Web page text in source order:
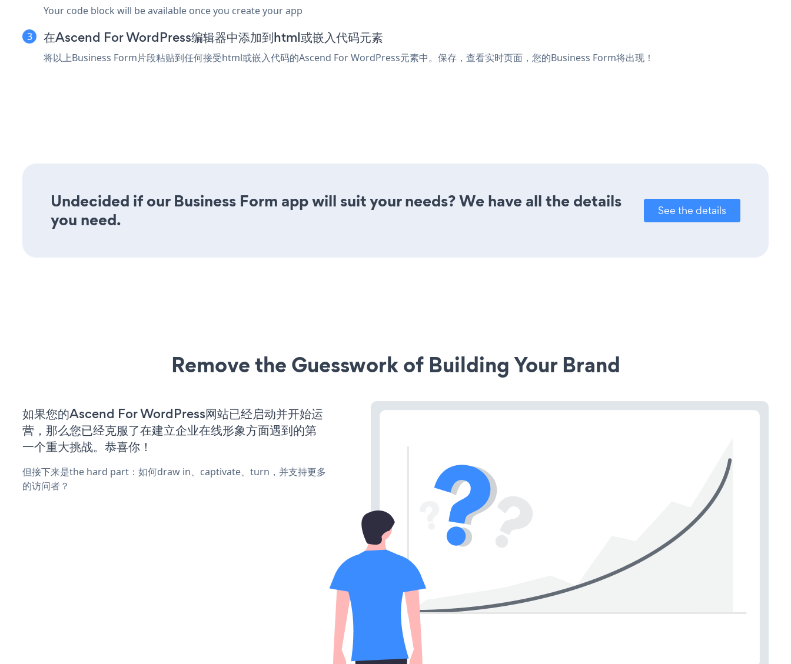
Your code block will be available once you create your app
在Ascend For WordPress编辑器中添加到html或嵌入代码元素
将以上Business Form片段粘贴到任何接受html或嵌入代码的Ascend For WordPress元素中。保存，查看实时页面，您的Business Form将出现！
Undecided if our Business Form app will suit your needs? We have all the details
you need.
See the details
Remove the Guesswork of Building Your Brand
如果您的Ascend For WordPress网站已经启动并开始运
营，那么您已经克服了在建立企业在线形象方面遇到的第
一个重大挑战。恭喜你！
但接下来是the hard part：如何draw in、captivate、turn，并支持更多
的访问者？